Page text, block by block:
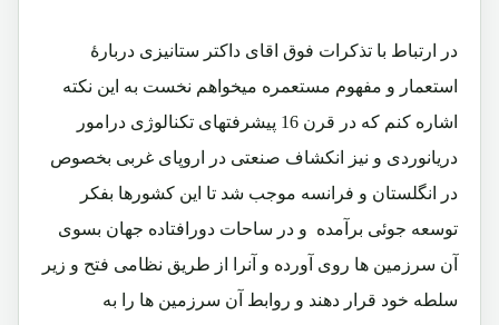
در ارتباط با تذکرات فوق اقای داکتر ستانیزی دربارۀ
استعمار و مفهوم مستعمره میخواهم نخست به این نکته
اشاره کنم که در قرن 16 پیشرفتهای تکنالوژی درامور
دریانوردی و نیز انکشاف صنعتی در اروپای غربی بخصوص
در انگلستان و فرانسه موجب شد تا این کشورها بفکر
توسعه جوئی برآمده و در ساحات دورافتاده جهان بسوی
آن سرزمین ها روی آورده و آنرا از طریق نظامی فتح و زیر
سلطه خود قرار دهند و روابط آن سرزمین ها را به